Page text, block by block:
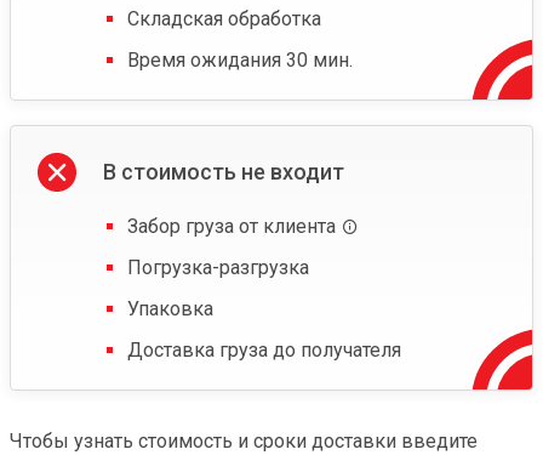
Складская обработка
Время ожидания 30 мин.
В стоимость не входит
Забор груза от клиента
Погрузка-разгрузка
Упаковка
Доставка груза до получателя
Чтобы узнать стоимость и сроки доставки введите